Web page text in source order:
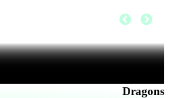
Dragons